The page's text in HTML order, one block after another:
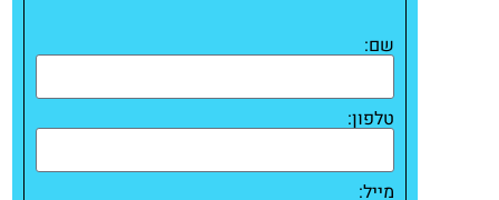
שם:
טלפון:
מייל: